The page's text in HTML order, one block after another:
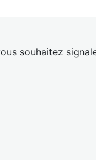
souhaitez